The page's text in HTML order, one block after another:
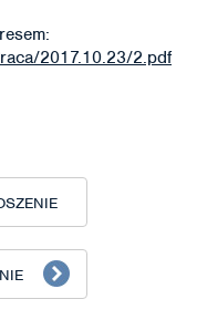
2017.10.23/2.pdf